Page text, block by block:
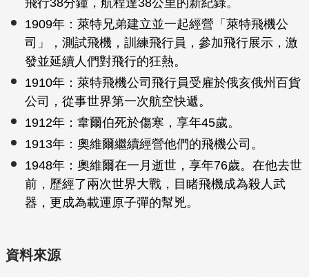
飛行38分鐘，航程達38公里的新紀錄。
1909年：萊特兄弟建立並一起經營「萊特飛機公
司」，測試飛機，訓練飛行員，參加飛行展示，激
發並延續人們對飛行的狂熱。
1910年：萊特飛機公司飛行員受雇於俄亥俄州百貨
公司，從事世界第一次航空快遞。
1912年：韋爾伯死於傷寒，享年45歲。
1913年：奧維爾繼續經營他們的飛機公司。
1948年：奧維爾在一月逝世，享年76歲。在他去世
前，歷經了兩次世界大戰，目睹飛機成為殺人武
器，更成為載運原子彈的幫兇。
資料來源